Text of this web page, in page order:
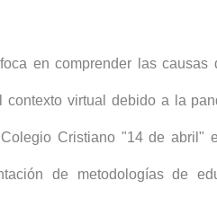
en comprender las causas
contexto virtual debido a la
Cristiano "14 de abril"
de metodologías de